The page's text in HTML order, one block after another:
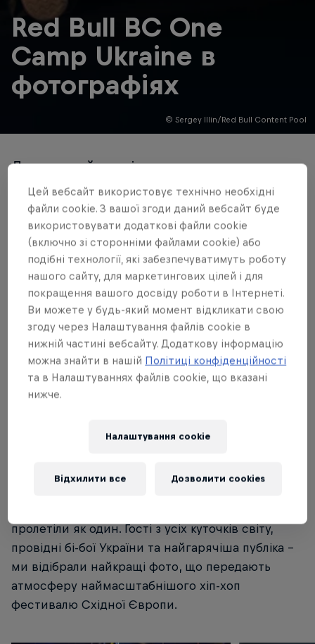
© Sergey Illin/Red Bull Content Pool
Red Bull BC One
Camp Ukraine в
фотографіях
Дивись найкращі кадри з
наймасштабнішого хіп-хоп фестивалю
Східної Європи.
Автор Данило Булдаков
Читати 1 хв.
Published on15.06.2017 · 06:58 UTC
Частина історії
Red Bull BC One Camp
11 – 13 Серпня 2016
залишив купу приємних спогадів у гостей та
пролетіли як один. Гості з усіх куточків світу,
провідні бі-бої України та найгарячіша публіка –
ми відібрали найкращі фото, що передають
атмосферу наймасштабнішого хіп-хоп
фестивалю Східної Європи.
Цей вебсайт використовує технічно необхідні
файли cookie. З вашої згоди даний вебсайт буде
використовувати додаткові файли cookie
(включно зі сторонніми файлами cookie) або
подібні технології, які забезпечуватимуть роботу
нашого сайту, для маркетингових цілей і для
покращення вашого досвіду роботи в Інтернеті.
Ви можете у будь-який момент відкликати свою
згоду через Налаштування файлів cookie в
нижній частині вебсайту. Додаткову інформацію
можна знайти в нашій Політиці конфіденційності
та в Налаштуваннях файлів cookie, що вказані
нижче.
Налаштування cookie
Відхилити все Дозволити cookies